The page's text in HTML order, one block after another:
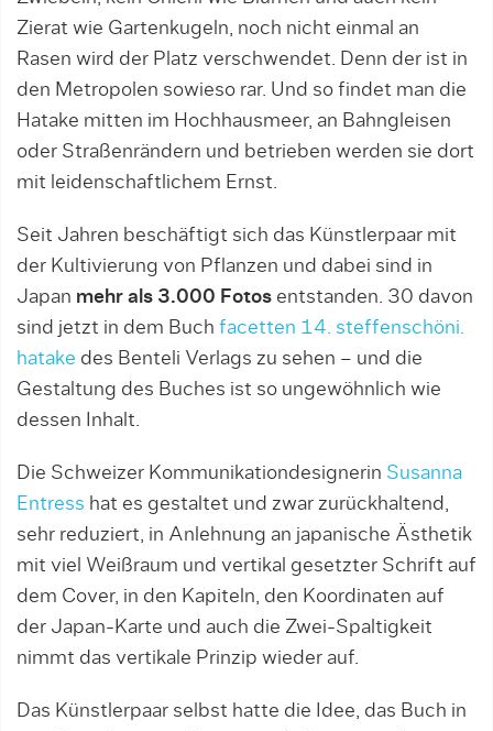
Zierat wie Gartenkugeln, noch nicht einmal an
Rasen wird der Platz verschwendet. Denn der ist in
den Metropolen sowieso rar. Und so findet man die
Hatake mitten im Hochhausmeer, an Bahngleisen
oder Straßenrändern und betrieben werden sie dort
mit leidenschaftlichem Ernst.
Seit Jahren beschäftigt sich das Künstlerpaar mit
der Kultivierung von Pflanzen und dabei sind in
Japan mehr als 3.000 Fotos entstanden. 30 davon
sind jetzt in dem Buch facetten 14. steffenschöni.
hatake des Benteli Verlags zu sehen – und die
Gestaltung des Buches ist so ungewöhnlich wie
dessen Inhalt.
Die Schweizer Kommunikationdesignerin Susanna
Entress hat es gestaltet und zwar zurückhaltend,
sehr reduziert, in Anlehnung an japanische Ästhetik
mit viel Weißraum und vertikal gesetzter Schrift auf
dem Cover, in den Kapiteln, den Koordinaten auf
der Japan-Karte und auch die Zwei-Spaltigkeit
nimmt das vertikale Prinzip wieder auf.
Das Künstlerpaar selbst hatte die Idee, das Buch in